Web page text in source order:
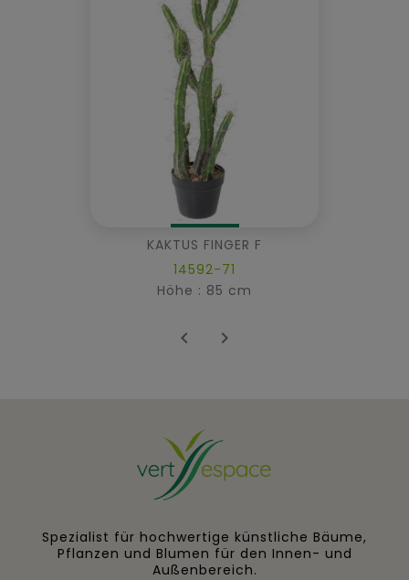
KAKTUS FINGER F
14592-71
Höhe : 85 cm
 
Spezialist für hochwertige künstliche Bäume,
Pflanzen und Blumen für den Innen- und
Außenbereich.